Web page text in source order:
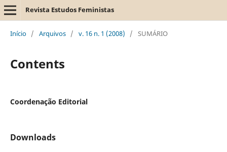
Revista Estudos Feministas
Início / Arquivos / v. 16 n. 1 (2008) / SUMÁRIO
Contents
Coordenação Editorial
Downloads